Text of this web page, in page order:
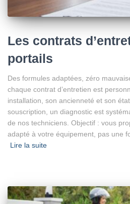
Les contrats
portails
Des formules adaptées, zéro
chaque contrat d’entretien est
installation, son ancienneté et son
souscription, un diagnostic est
de nos techniciens. Objectif : vous
adapté à votre équipement, pas une
Lire la suite